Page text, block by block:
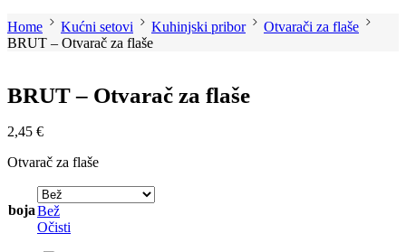
Home Kućni setovi Kuhinjski pribor
Otvarači za flaše
BRUT – Otvarač za flaše
BRUT – Otvarač za flaše
2,45 €
Otvarač za flaše
bojaBež
Očisti